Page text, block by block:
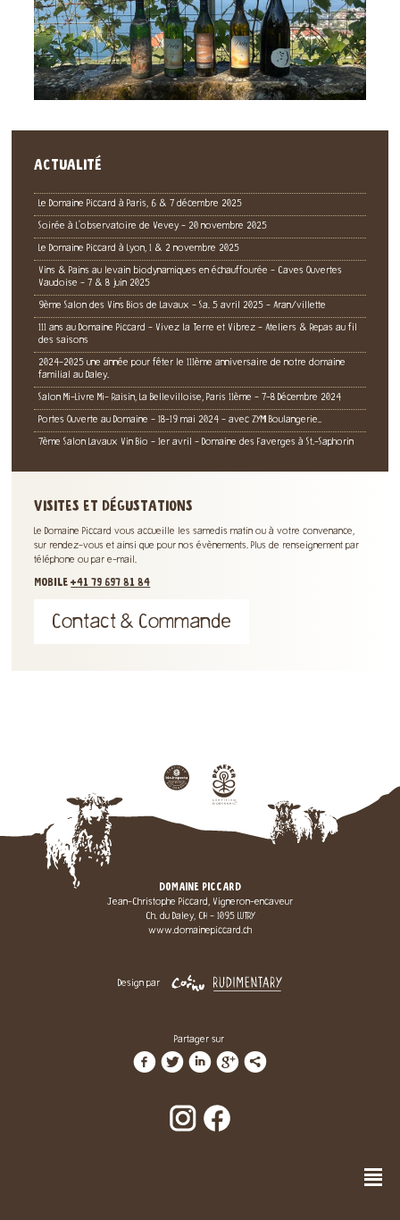
ACTUALITÉ
Le Domaine Piccard à Paris, 6 & 7 décembre 2025
Soirée à L'observatoire de Vevey - 20 novembre 2025
Le Domaine Piccard à Lyon, 1 & 2 novembre 2025
Vins & Pains au levain biodynamiques en échauffourée - Caves Ouvertes
Vaudoise - 7 & 8 juin 2025
9ème Salon des Vins Bios de Lavaux - Sa. 5 avril 2025 - Aran/villette
111 ans au Domaine Piccard - Vivez la Terre et Vibrez - Ateliers & Repas au fil
des saisons
2024-2025 une année pour fêter le 111ème anniversaire de notre domaine
familial au Daley.
Salon Mi-Livre Mi- Raisin, La Bellevilloise, Paris 11ème - 7-8 Décembre 2024
Portes Ouverte au Domaine - 18-19 mai 2024 - avec ZYMI Boulangerie..
7ème Salon Lavaux Vin Bio - 1er avril - Domaine des Faverges à St.-Saphorin
VISITES ET DÉGUSTATIONS
Le Domaine Piccard vous accueille les samedis matin ou à votre convenance,
sur rendez-vous et ainsi que pour nos évènements. Plus de renseignement par
téléphone ou par e-mail.
MOBILE+41 79 697 81 84
Contact & Commande
DOMAINE PICCARD
Jean-Christophe Piccard, Vigneron-encaveur
Ch. du Daley, CH - 1095 LUTRY
www.domainepiccard.ch
Design par
Partager sur
ftigl
n